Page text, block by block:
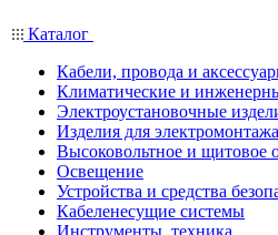
Каталог
Кабели, провода и
Климатические и
Электроустановочные
Изделия для электромонтажа
Высоковольтное и щитовое
Освещение
Устройства и средства
Кабеленесущие системы
Инструменты, техника